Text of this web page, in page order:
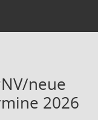
neue
2026